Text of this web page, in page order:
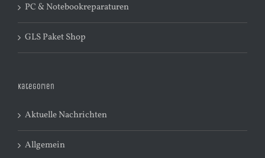
PC & Notebookreparaturen
GLS Paket Shop
Kategorien
Aktuelle Nachrichten
Allgemein